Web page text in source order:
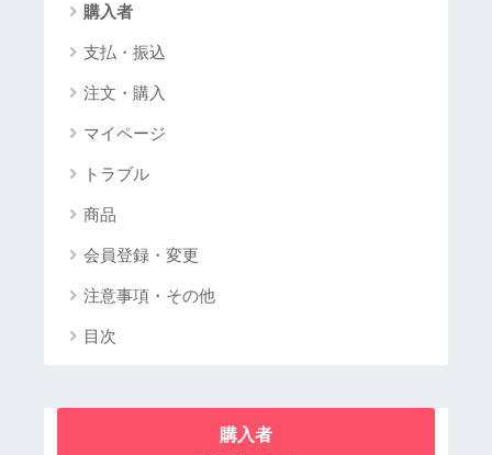
購入者
支払・振込
注文・購入
マイページ
トラブル
商品
会員登録・変更
注意事項・その他
目次
購入者